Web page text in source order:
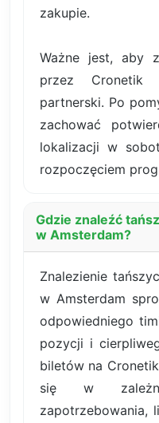
zakupie.
Ważne jest, aby
przez Cronetik
partnerski. Po
zachować
lokalizacji w
rozpoczęciem
Gdzie znaleźć
w Amsterdam?
Znalezienie
w Amsterdam
odpowiedniego
pozycji i
biletów na
się w
zapotrzebowania,